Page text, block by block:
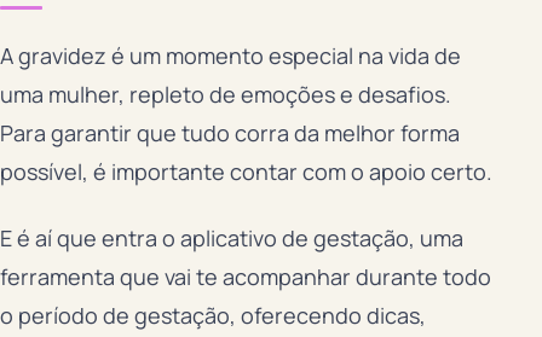
A gravidez é um momento especial na vida de
uma mulher, repleto de emoções e desafios.
Para garantir que tudo corra da melhor forma
possível, é importante contar com o apoio certo.
E é aí que entra o aplicativo de gestação, uma
ferramenta que vai te acompanhar durante todo
o período de gestação, oferecendo dicas,